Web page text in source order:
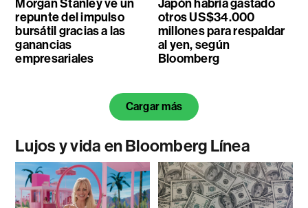
Morgan Stanley ve un
repunte del impulso
bursátil gracias a las
ganancias
empresariales
Japón habría gastado
otros US$34.000
millones para respaldar
al yen, según
Bloomberg
Cargar más
Lujos y vida en Bloomberg Línea